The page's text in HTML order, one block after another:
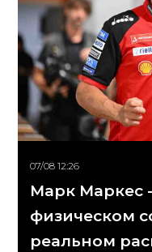
07/08 12:26
Марк Маркес
физическом
реальном